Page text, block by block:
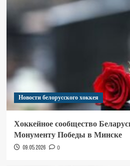
Новости белорусского хоккея
Хоккейное сообщество
Монументу Победы в Минске
09.05.2026 0